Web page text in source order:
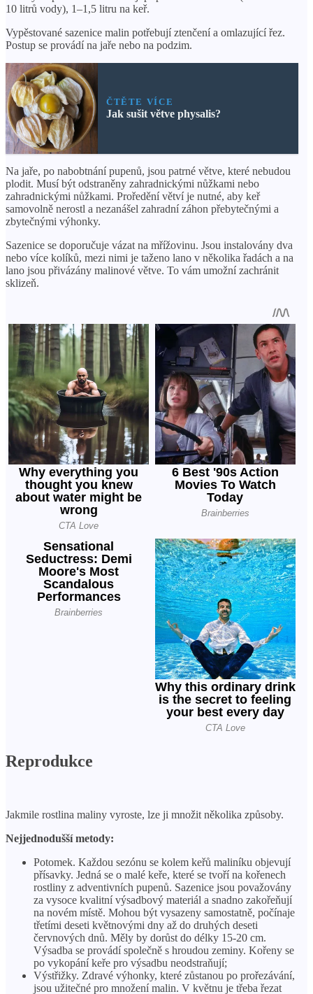
10 litrů vody), 1–1,5 litru na keř.
Vypěstované sazenice malin potřebují ztenčení a omlazující řez.
Postup se provádí na jaře nebo na podzim.
ČTĚTE VÍCE
Jak sušit větve physalis?
Na jaře, po nabobtnání pupenů, jsou patrné větve, které nebudou
plodit. Musí být odstraněny zahradnickými nůžkami nebo
zahradnickými nůžkami. Proředění větví je nutné, aby keř
samovolně nerostl a nezanášel zahradní záhon přebytečnými a
zbytečnými výhonky.
Sazenice se doporučuje vázat na mřížovinu. Jsou instalovány dva
nebo více kolíků, mezi nimi je taženo lano v několika řadách a na
lano jsou přivázány malinové větve. To vám umožní zachránit
sklizeň.
Reprodukce
Jakmile rostlina maliny vyroste, lze ji množit několika způsoby.
Nejjednodušší metody:
Potomek. Každou sezónu se kolem keřů maliníku objevují
přísavky. Jedná se o malé keře, které se tvoří na kořenech
rostliny z adventivních pupenů. Sazenice jsou považovány
za vysoce kvalitní výsadbový materiál a snadno zakořeňují
na novém místě. Mohou být vysazeny samostatně, počínaje
třetími deseti květnovými dny až do druhých deseti
červnových dnů. Měly by dorůst do délky 15-20 cm.
Výsadba se provádí společně s hroudou zeminy. Kořeny se
po vykopání keře pro výsadbu neodstraňují;
Výstřižky. Zdravé výhonky, které zůstanou po prořezávání,
jsou užitečné pro množení malin. V květnu je třeba řezat